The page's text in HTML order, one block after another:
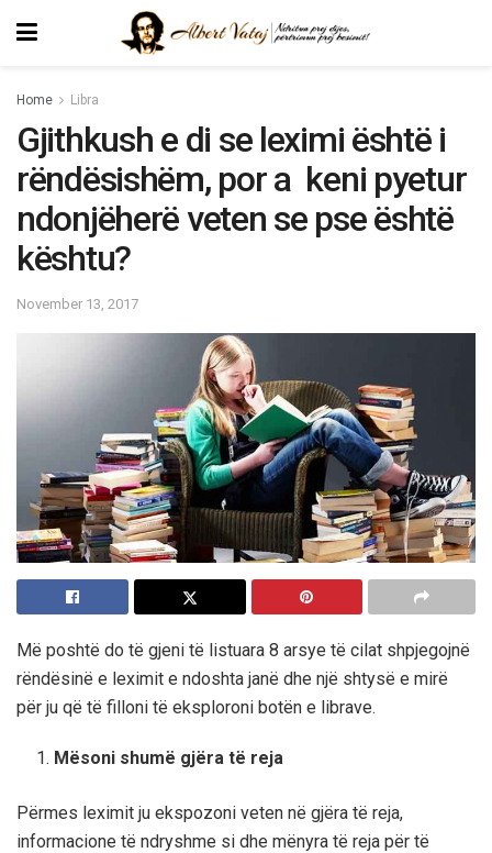
Home Libra
Gjithkush e di se leximi është i
rëndësishëm, por a keni pyetur
ndonjëherë veten se pse është
kështu?
November 13, 2017
Më poshtë do të gjeni të listuara 8 arsye të cilat shpjegojnë
rëndësinë e leximit e ndoshta janë dhe një shtysë e mirë
për ju që të filloni të eksploroni botën e librave.
Mësoni shumë gjëra të reja
Përmes leximit ju ekspozoni veten në gjëra të reja,
informacione të ndryshme si dhe mënyra të reja për të